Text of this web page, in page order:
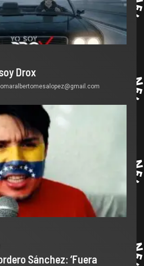
Drox
omaralbertomesalopez@gmail.com
Sánchez: ‘Fuera